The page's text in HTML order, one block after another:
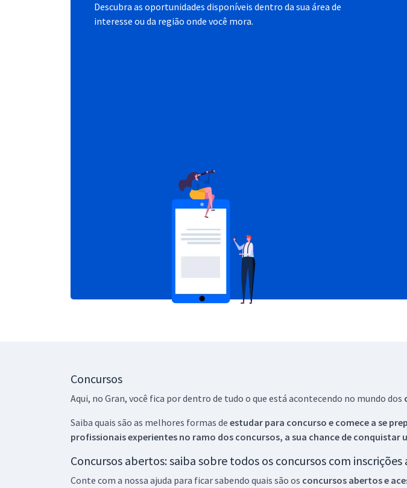
Descubra as oportunidades disponíveis dentro da sua área de
interesse ou da região onde você mora.
Concursos
Aqui, no Gran, você fica por dentro de tudo o que está acontecendo no mundo dos
Saiba quais são as melhores formas de estudar para concurso e comece a se
profissionais experientes no ramo dos concursos, a sua chance de conquistar
Concursos abertos: saiba sobre todos os concursos com
Conte com a nossa ajuda para ficar sabendo quais são os concursos abertos e